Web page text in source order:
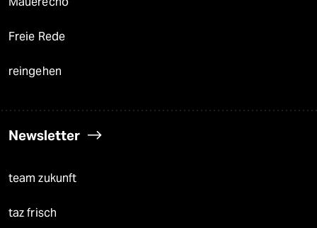
Freie Rede
reingehen
Newsletter
team zukunft
taz frisch